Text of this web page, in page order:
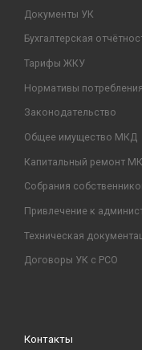
Документы УК
Бухгалтерская
Тарифы ЖКУ
Нормативы потребления
Законодательство
Общее имущество МКД
Капитальный ремонт
Собрания
Привлечение к
Техническая
Договоры УК с РСО
Контакты